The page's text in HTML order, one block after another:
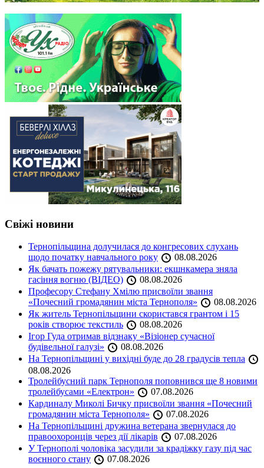
Свіжі новини
Тернопільщина долучилася до конгресових слухань
щодо початку навчального року
08.08.2026
Як бачать пожежу рятувальники: екшнкамера зняла
гасіння вогню (ВІДЕО)
08.08.2026
Професору Стефану Хмілю присвоїли звання
«Почесний громадянин міста Тернополя»
08.08.2026
Як житель Тернопільщини скористався грантом і 15
років створює текстиль
08.08.2026
Ігор Гуда отримав відзнаку «Візіонер сучасної
будівельної галузі»
08.08.2026
На Тернопільщині у вихідні буде до 28 градусів тепла
08.08.2026
Тролейбусний парк Тернополя поповнився ще 8 новими
тролейбусами «Електрон»
07.08.2026
Кардиналу Миколі Бичку присвоїли звання «Почесний
громадянин міста Тернополя»
07.08.2026
На Тернопільщині дружина ветерана звернулася до
правоохоронців через дії лікарів
07.08.2026
У Тернополі чоловіка засудили за крадіжку газу під час
воєнного стану
07.08.2026